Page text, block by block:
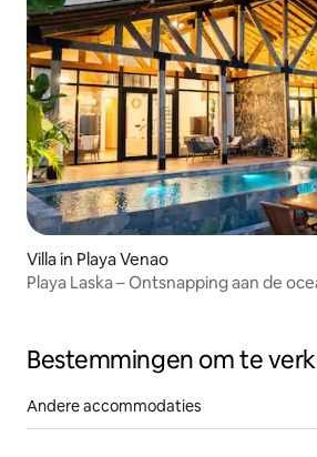
Villa in Playa Venao
Playa Laska – Ontsnapping aan de
Bestemmingen om te
Andere accommodaties